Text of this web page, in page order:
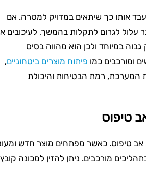
אותו כך שיתאים במדויק למטרה. אם
עלול לגרום לתקלות בהמשך, לעיכובים
גבוה במיוחד ולכן הוא מהווה בסיס
ומורכבים כמו פיתוח מוצרים ביטחוניים,
המערכת, רמת הבטיחות והיכולת
טיפוס
טיפוס. כאשר מפתחים מוצר חדש
מורכבים. ניתן להזין למכונה